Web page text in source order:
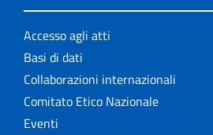
Accesso agli atti
Basi di dati
Collaborazioni internazionali
Comitato Etico Nazionale
Eventi